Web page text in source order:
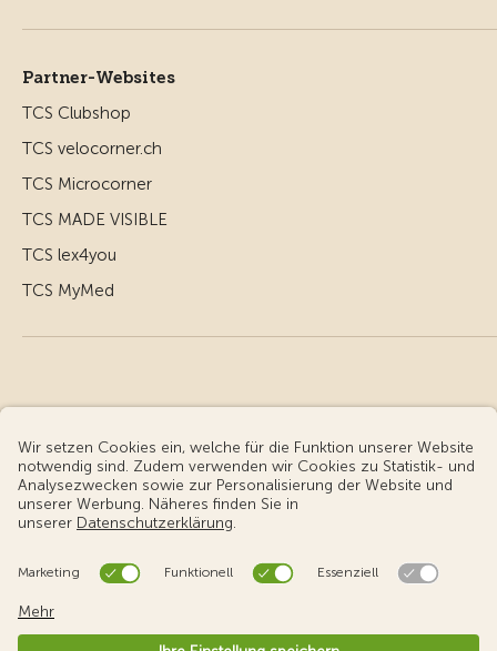
Partner-Websites
TCS Clubshop
TCS velocorner.ch
TCS Microcorner
TCS MADE VISIBLE
TCS lex4you
TCS MyMed
© Touring Club Schweiz
Benutzungsbedingungen - rechtliche Informationen
Cookie-Einstellungen